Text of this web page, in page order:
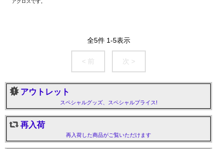
アクロスです。
全5件 1-5表示
< 前 次 >
アウトレット
スペシャルグッズ、スペシャルプライス!
再入荷
再入荷した商品がご覧いただけます